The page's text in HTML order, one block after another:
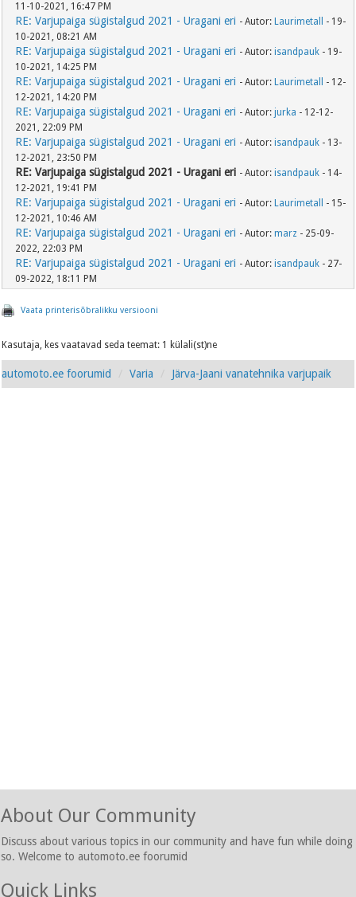
11-10-2021, 16:47 PM
RE: Varjupaiga sügistalgud 2021 - Uragani eri - Autor: Laurimetall
- 19-
10-2021, 08:21 AM
RE: Varjupaiga sügistalgud 2021 - Uragani eri - Autor:isandpauk - 19-
10-2021, 14:25 PM
RE: Varjupaiga sügistalgud 2021 - Uragani eri - Autor: Laurimetall
- 12-
12-2021, 14:20 PM
RE: Varjupaiga sügistalgud 2021 - Uragani eri - Autor:jurka - 12-12-
2021, 22:09 PM
RE: Varjupaiga sügistalgud 2021 - Uragani eri - Autor:isandpauk - 13-
12-2021, 23:50 PM
RE: Varjupaiga sügistalgud 2021 - Uragani eri - Autor:isandpauk - 14-
12-2021, 19:41 PM
RE: Varjupaiga sügistalgud 2021 - Uragani eri - Autor: Laurimetall
- 15-
12-2021, 10:46 AM
RE: Varjupaiga sügistalgud 2021 - Uragani eri - Autor:marz - 25-09-
2022, 22:03 PM
RE: Varjupaiga sügistalgud 2021 - Uragani eri - Autor:isandpauk - 27-
09-2022, 18:11 PM
Vaata printerisõbralikku versiooni
Kasutaja, kes vaatavad seda teemat: 1 külali(st)ne
automoto.ee foorumid Varia Järva-Jaani vanatehnika varjupaik
About Our Community
Discuss about various topics in our community and have fun while doing
so. Welcome to automoto.ee foorumid
Quick Links